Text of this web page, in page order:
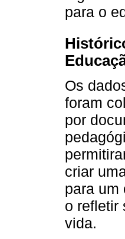
para o
Os
foram
por
criar
para um
o refletir
vida.